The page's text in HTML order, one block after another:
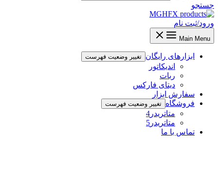
جستجو
ورود/ثبت نام
Main Menu
ابزارهای رایگان تغییر وضعیت فهرست
اندیکاتور
ربات
دیتای فارکس
سفارش ابزار
فروشگاه تغییر وضعیت فهرست
متاتریدر4
متاتریدر5
تماس با ما